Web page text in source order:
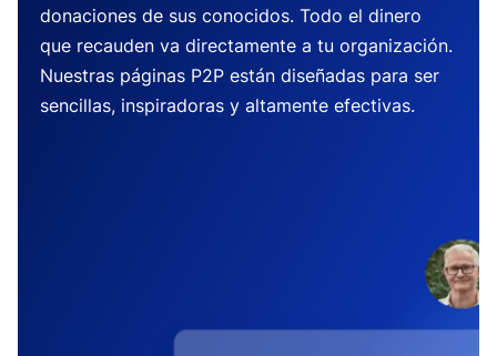
donaciones de sus conocidos. Todo el dinero
que recauden va directamente a tu organización.
Nuestras páginas P2P están diseñadas para ser
sencillas, inspiradoras y altamente efectivas.